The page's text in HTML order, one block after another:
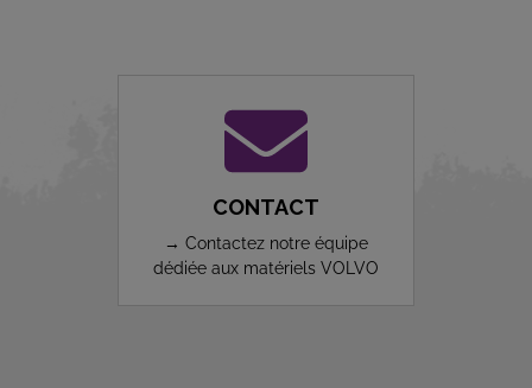
CONTACT
→ Contactez notre équipe
dédiée aux matériels VOLVO